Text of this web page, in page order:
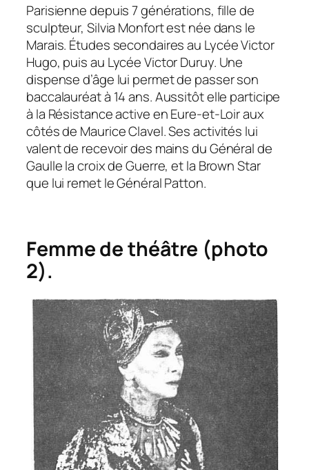
Parisienne depuis 7 générations, fille de
sculpteur, Silvia Monfort est née dans le
Marais. Études secondaires au Lycée Victor
Hugo, puis au Lycée Victor Duruy. Une
dispense d’âge lui permet de passer son
baccalauréat à 14 ans. Aussitôt elle participe
à la Résistance active en Eure-et-Loir aux
côtés de Maurice Clavel. Ses activités lui
valent de recevoir des mains du Général de
Gaulle la croix de Guerre, et la Brown Star
que lui remet le Général Patton.
Femme de théâtre (photo
2).